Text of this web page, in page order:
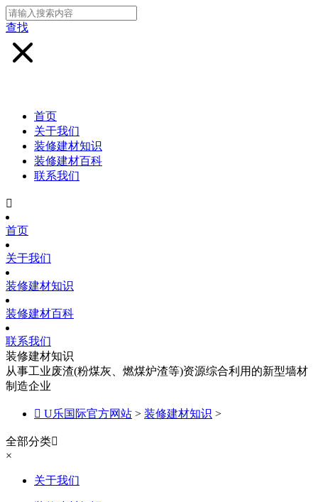
查找
首页
关于我们
装修建材知识
装修建材百科
联系我们

首页
关于我们
装修建材知识
装修建材百科
联系我们
装修建材知识
从事工业废渣(粉煤灰、燃煤炉渣等)资源综合利用的新型墙材
制造企业
 U乐国际官方网站 > 装修建材知识 >
全部分类
×
关于我们